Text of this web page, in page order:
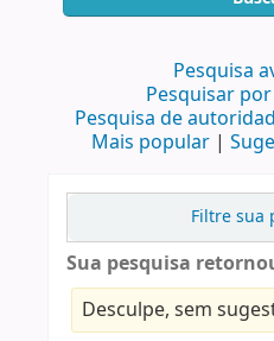
Pesquisa
Pesquisar
Pesquisa de
Mais popular
Filtre sua
Sua pesquisa
Desculpe, sem